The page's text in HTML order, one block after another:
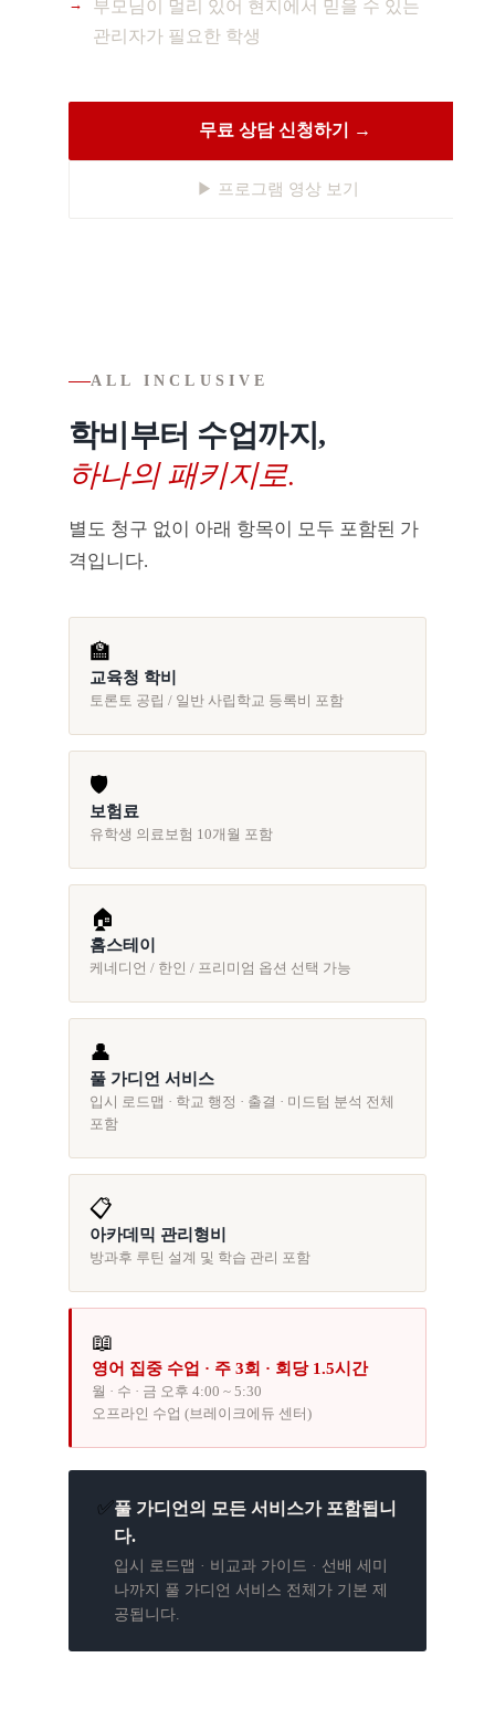
부모님이 멀리 있어 현지에서 믿을 수 있는
관리자가 필요한 학생
무료 상담 신청하기 →
▶ 프로그램 영상 보기
ALL INCLUSIVE
학비부터 수업까지,
하나의 패키지로.
별도 청구 없이 아래 항목이 모두 포함된 가
격입니다.
🏫
교육청 학비
토론토 공립 / 일반 사립학교 등록비 포함
🛡️
보험료
유학생 의료보험 10개월 포함
🏠
홈스테이
케네디언 / 한인 / 프리미엄 옵션 선택 가능
👤
풀 가디언 서비스
입시 로드맵 · 학교 행정 · 출결 · 미드텀 분석 전체
포함
📋
아카데믹 관리형비
방과후 루틴 설계 및 학습 관리 포함
📖
영어 집중 수업 · 주 3회 · 회당 1.5시간
월 · 수 · 금 오후 4:00 ~ 5:30
오프라인 수업 (브레이크에듀 센터)
✅풀 가디언의 모든 서비스가 포함됩니
다.
입시 로드맵 · 비교과 가이드 · 선배 세미
나까지 풀 가디언 서비스 전체가 기본 제
공됩니다.